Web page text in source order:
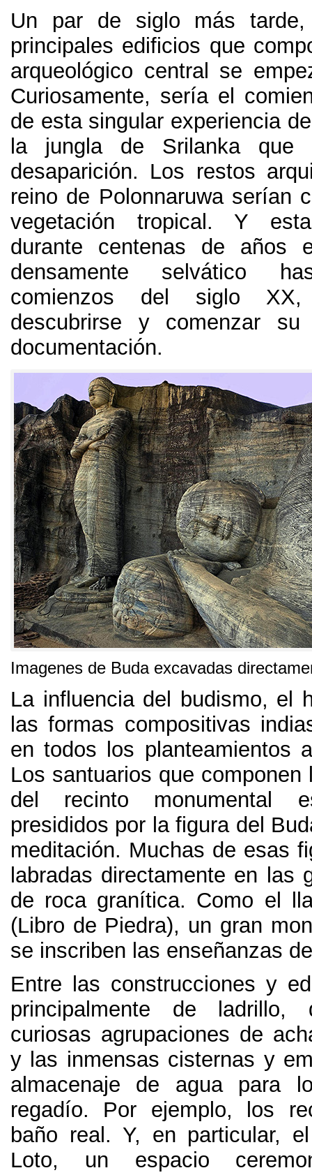
Un par de siglo más
principales edificios que
arqueológico central se
Curiosamente, sería el
de esta singular experiencia
la jungla de Srilanka
desaparición. Los restos
reino de Polonnaruwa serían
vegetación tropical. Y
durante centenas de años
densamente selvático
comienzos del siglo
descubrirse y comenzar
documentación.
Imagenes de Buda excavadas
La influencia del budismo, el
las formas compositivas
en todos los planteamientos
Los santuarios que componen
del recinto monumental
presididos por la figura del
meditación. Muchas de esas
labradas directamente en las
de roca granítica. Como el
(Libro de Piedra), un gran
se inscriben las enseñanzas
Entre las construcciones y
principalmente de ladrillo,
curiosas agrupaciones de
y las inmensas cisternas y
almacenaje de agua para
regadío. Por ejemplo, los
baño real. Y, en particular,
Loto, un espacio